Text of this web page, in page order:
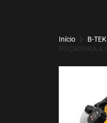
Início B-TEK
ROÇADEIRA A